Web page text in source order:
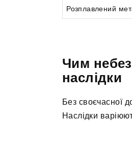
Розплавлений
Чим
наслідки
Без своєчасної
Наслідки